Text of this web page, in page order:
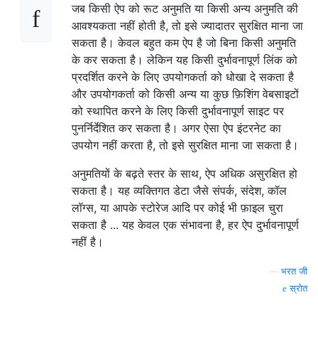
जब किसी ऐप को रूट अनुमति या किसी अन्य अनुमति की
आवश्यकता नहीं होती है, तो इसे ज्यादातर सुरक्षित माना जा
सकता है। केवल बहुत कम ऐप है जो बिना किसी अनुमति
के कर सकता है। लेकिन यह किसी दुर्भावनापूर्ण लिंक को
प्रदर्शित करने के लिए उपयोगकर्ता को धोखा दे सकता है
और उपयोगकर्ता को किसी अन्य या कुछ फ़िशिंग वेबसाइटों
को स्थापित करने के लिए किसी दुर्भावनापूर्ण साइट पर
पुनर्निर्देशित कर सकता है। अगर ऐसा ऐप इंटरनेट का
उपयोग नहीं करता है, तो इसे सुरक्षित माना जा सकता है।
अनुमतियों के बढ़ते स्तर के साथ, ऐप अधिक असुरक्षित हो
सकता है। यह व्यक्तिगत डेटा जैसे संपर्क, संदेश, कॉल
लॉग्स, या आपके स्टोरेज आदि पर कोई भी फ़ाइल चुरा
सकता है ... यह केवल एक संभावना है, हर ऐप दुर्भावनापूर्ण
नहीं है।
भरत जी
स्रोत